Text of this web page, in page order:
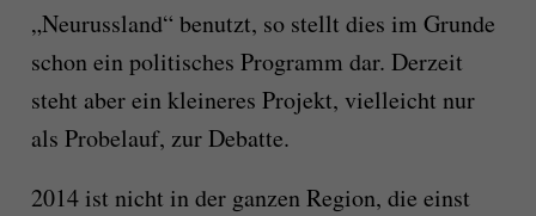
„Neurussland“ benutzt, so stellt dies im Grunde
schon ein politisches Programm dar. Derzeit
steht aber ein kleineres Projekt, vielleicht nur
als Probelauf, zur Debatte.
2014 ist nicht in der ganzen Region, die einst